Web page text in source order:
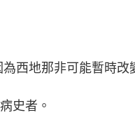
西地那非可能暫時改
史者。